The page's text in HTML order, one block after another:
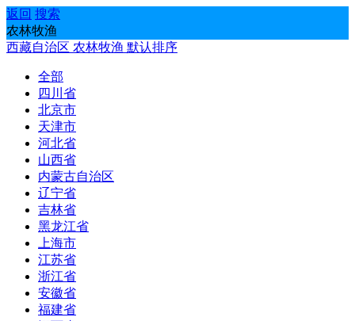
返回 搜索
农林牧渔
西藏自治区 农林牧渔 默认排序
全部
四川省
北京市
天津市
河北省
山西省
内蒙古自治区
辽宁省
吉林省
黑龙江省
上海市
江苏省
浙江省
安徽省
福建省